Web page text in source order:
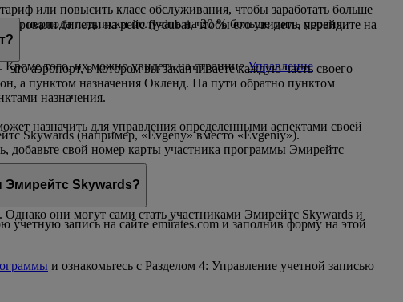
или повысить класс обслуживания, чтобы заработать больше
периода подписки получать на 20 % больше миль уровня.
билеты на рейс flydubai, чтобы его увидеть, перейдите на
того, их можно увидеть на страницеУправление
Skywards (например, «Evgeny» вместо «Evgeniy»).
свой номер карты участника программы Эмирейтс
аэропорт, в котором вы заканчиваете каждую часть своего
а пунктом назначения Окленд. На пути обратно пунктом
назначения.
назначить для управления определенными аспектами своей
учетную запись на сайте emirates.com и заполнив форму на этой
и ознакомьтесь с Разделом 4: Управление учетной записью
Эмирейтс Skywards?
они могут сами стать участниками Эмирейтс Skywards и